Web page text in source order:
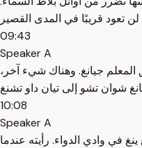
09:43
Speaker A
المعلم جيانغ. وهناك شيء آخر،
10:08
Speaker A
في وادي الدواء. رأيته عندما